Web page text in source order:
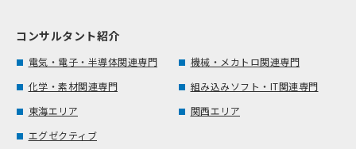
コンサルタント紹介
電気・電子・半導体関連専門
機械・メカトロ関連専門
化学・素材関連専門
組み込みソフト・IT関連専門
東海エリア
関西エリア
エグゼクティブ